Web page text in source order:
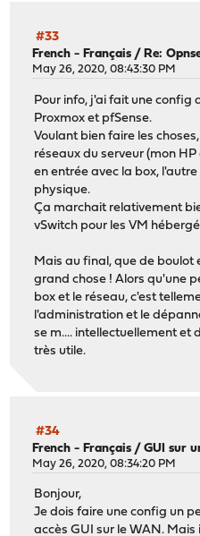
#33
French - Français /Re:
May 26, 2020, 08:43:30 PM
Pour info, j'ai fait une config
Proxmox et pfSense.
Voulant bien faire les
réseaux du serveur (mon
en entrée avec la box,
physique.
Ça marchait relativement
vSwitch pour les VM
Mais au final, que de
grand chose ! Alors qu'une
box et le réseau, c'est
l'administration et le
se m.... intellectuellement et
très utile.
#34
French - Français /GUI sur
May 26, 2020, 08:34:20 PM
Bonjour,
Je dois faire une config un
accès GUI sur le WAN.